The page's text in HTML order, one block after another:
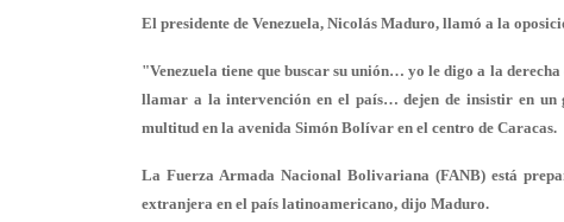
El presidente de Venezuela, Nicolás Maduro, llamó a la
"Venezuela tiene que buscar su unión… yo le digo a la
llamar a la intervención en el país… dejen de insistir en un
multitud en la avenida Simón Bolívar en el centro de Caracas.
La Fuerza Armada Nacional Bolivariana (FANB) está
extranjera en el país latinoamericano, dijo Maduro.